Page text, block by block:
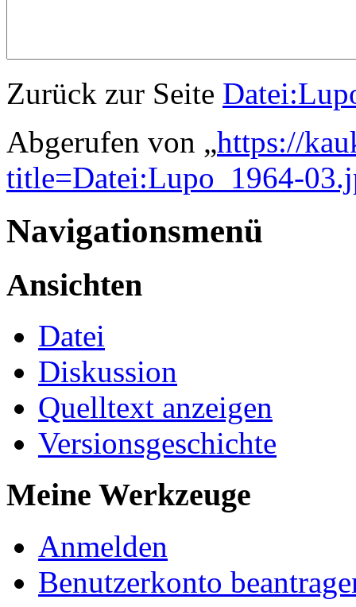
Zurück zur Seite
Abgerufen von „https://
title=Datei:Lupo_1964-
Navigationsmenü
Ansichten
Datei
Diskussion
Quelltext anzeigen
Versionsgeschichte
Meine Werkzeuge
Anmelden
Benutzerkonto